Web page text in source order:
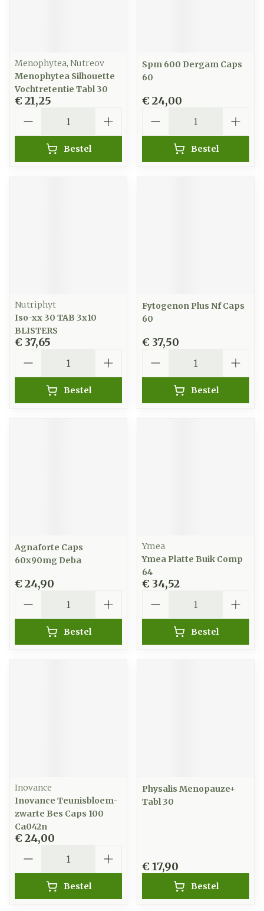
Menophytea, Nutreov
Menophytea Silhouette
Vochtretentie Tabl 30
€ 21,25
Bestel
Spm 600 Dergam Caps
60
€ 24,00
Bestel
Nutriphyt
Iso-xx 30 TAB 3x10
BLISTERS
€ 37,65
Bestel
Fytogenon Plus Nf Caps
60
€ 37,50
Bestel
Agnaforte Caps
60x90mg Deba
€ 24,90
Bestel
Ymea
Ymea Platte Buik Comp
64
€ 34,52
Bestel
Inovance
Inovance Teunisbloem-
zwarte Bes Caps 100
Ca042n
€ 24,00
Bestel
Physalis Menopauze+
Tabl 30
€ 17,90
Bestel